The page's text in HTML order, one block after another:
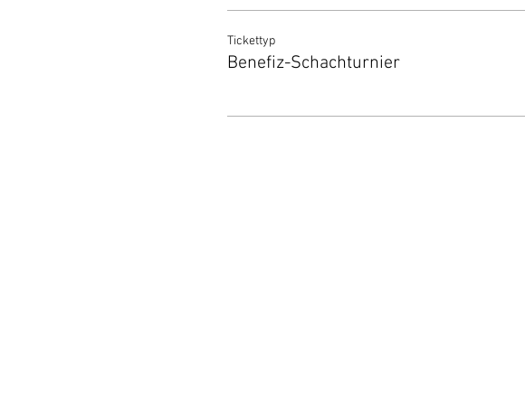
Tickettyp
Benefiz-Schachturnier